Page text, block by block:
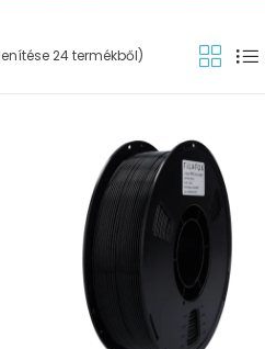
24 termékből)